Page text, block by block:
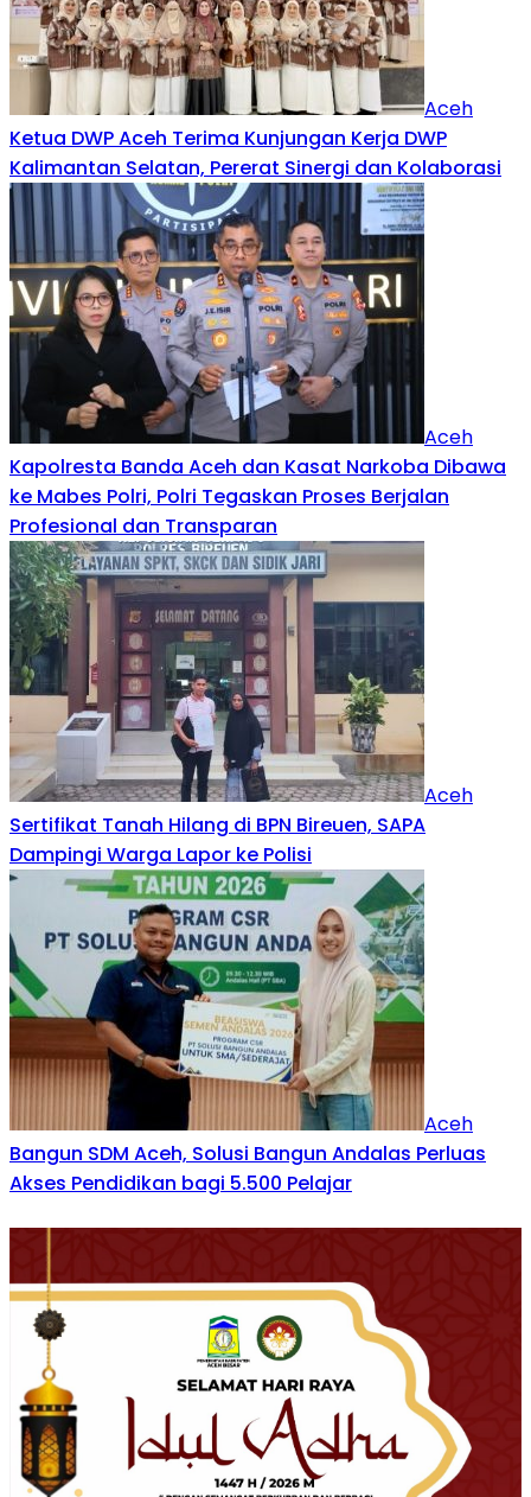
Aceh
Ketua DWP Aceh Terima Kunjungan Kerja DWP
Kalimantan Selatan, Pererat Sinergi dan Kolaborasi
Aceh
Kapolresta Banda Aceh dan Kasat Narkoba Dibawa
ke Mabes Polri, Polri Tegaskan Proses Berjalan
Profesional dan Transparan
Aceh
Sertifikat Tanah Hilang di BPN Bireuen, SAPA
Dampingi Warga Lapor ke Polisi
Aceh
Bangun SDM Aceh, Solusi Bangun Andalas Perluas
Akses Pendidikan bagi 5.500 Pelajar